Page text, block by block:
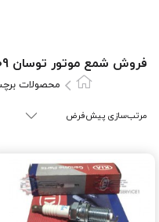
فروش شمع موتور توسان 2009
محصولات